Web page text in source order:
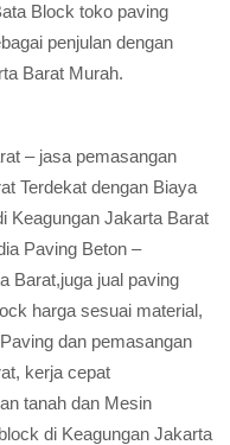
Block toko paving
penjulan dengan
Barat Murah.
– jasa pemasangan
Terdekat dengan Biaya
Keagungan Jakarta Barat
Paving Beton –
Barat,juga jual paving
harga sesuai material,
dan pemasangan
kerja cepat
tanah dan Mesin
di Keagungan Jakarta